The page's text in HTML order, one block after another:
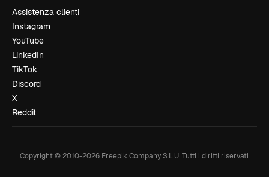
Assistenza clienti
Instagram
YouTube
LinkedIn
TikTok
Discord
X
Reddit
Copyright © 2010-2026Freepik Company S.L.U. Tutti i diritti riservati.